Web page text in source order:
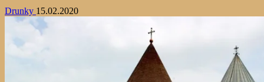
Церковь
Drunky 15.02.2020